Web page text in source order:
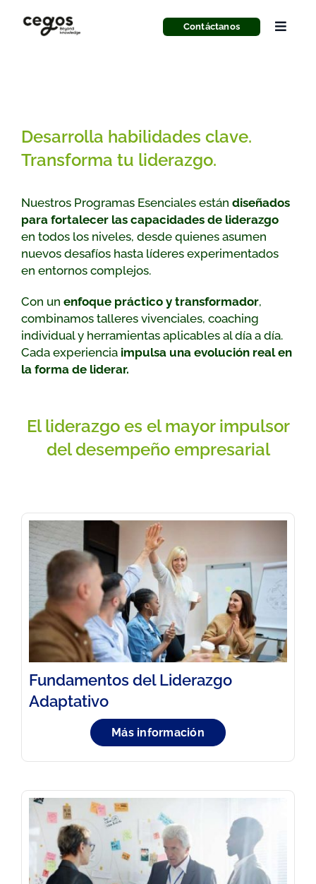
Contáctanos
Toggle
Anticipación y Futuro
Innovación
IA
Desarrolla habilidades clave.
Transforma tu liderazgo.
Nuestros Programas Esenciales están diseñados
para fortalecer las capacidades de liderazgo
en todos los niveles, desde quienes asumen
nuevos desafíos hasta líderes experimentados
en entornos complejos.
Con un enfoque práctico y transformador,
combinamos talleres vivenciales, coaching
individual y herramientas aplicables al día a día.
Cada experiencia impulsa una evolución real en
la forma de liderar.
El liderazgo es el mayor impulsor
del desempeño empresarial
Fundamentos del Liderazgo
Adaptativo
Más información